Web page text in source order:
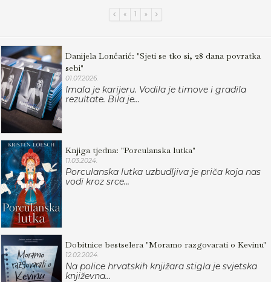
« 1 »
Danijela Lončarić: "Sjeti se tko si, 28 dana povratka
sebi"
01.07.2026.
Imala je karijeru. Vodila je timove i gradila
rezultate. Bila je...
Knjiga tjedna: "Porculanska lutka"
11.03.2024.
Porculanska lutka uzbudljiva je priča koja nas
vodi kroz srce...
Dobitnice bestselera "Moramo razgovarati o Kevinu"
12.02.2024.
Na police hrvatskih knjižara stigla je svjetska
književna...